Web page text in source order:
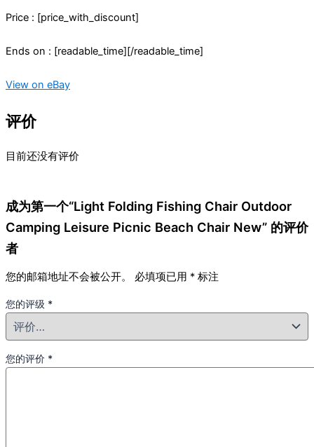
Price : [price_with_discount]
Ends on : [readable_time][/readable_time]
View on eBay
评价
目前还没有评价
成为第一个“Light Folding Fishing Chair Outdoor
Camping Leisure Picnic Beach Chair New” 的评价
者
您的邮箱地址不会被公开。 必填项已用 * 标注
您的评级 *
您的评价 *